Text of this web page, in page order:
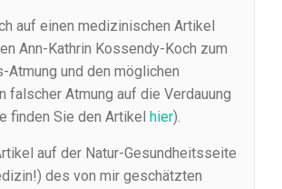
auf einen medizinischen Artikel
Ann-Kathrin Kossendy-Koch zum
Atmung und den möglichen
falscher Atmung auf die Verdauung
finden Sie den Artikel hier).
auf der Natur-Gesundheitsseite
des von mir geschätzten